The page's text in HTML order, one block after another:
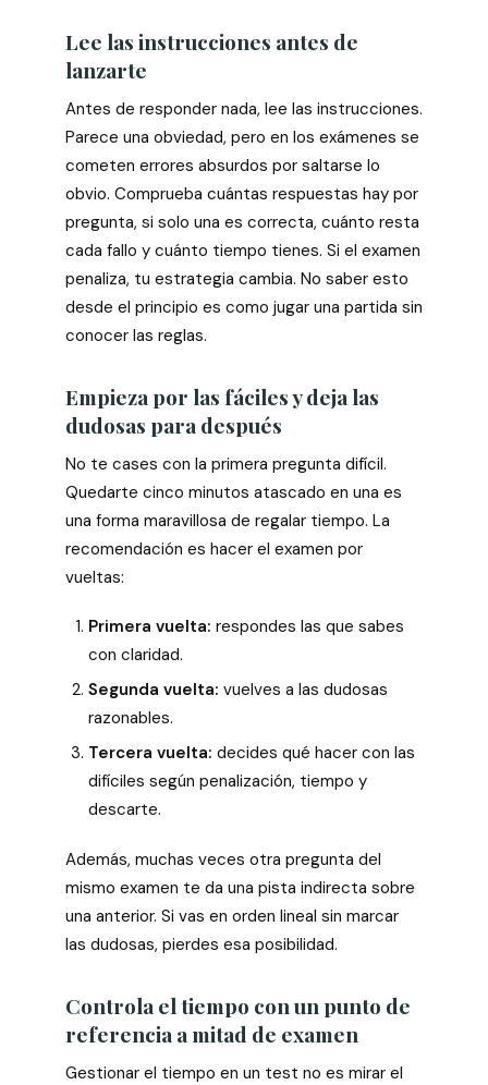
Lee las instrucciones antes de
lanzarte
Antes de responder nada, lee las instrucciones.
Parece una obviedad, pero en los exámenes se
cometen errores absurdos por saltarse lo
obvio. Comprueba cuántas respuestas hay por
pregunta, si solo una es correcta, cuánto resta
cada fallo y cuánto tiempo tienes. Si el examen
penaliza, tu estrategia cambia. No saber esto
desde el principio es como jugar una partida sin
conocer las reglas.
Empieza por las fáciles y deja las
dudosas para después
No te cases con la primera pregunta difícil.
Quedarte cinco minutos atascado en una es
una forma maravillosa de regalar tiempo. La
recomendación es hacer el examen por
vueltas:
Primera vuelta: respondes las que sabes
con claridad.
Segunda vuelta: vuelves a las dudosas
razonables.
Tercera vuelta: decides qué hacer con las
difíciles según penalización, tiempo y
descarte.
Además, muchas veces otra pregunta del
mismo examen te da una pista indirecta sobre
una anterior. Si vas en orden lineal sin marcar
las dudosas, pierdes esa posibilidad.
Controla el tiempo con un punto de
referencia a mitad de examen
Gestionar el tiempo en un test no es mirar el